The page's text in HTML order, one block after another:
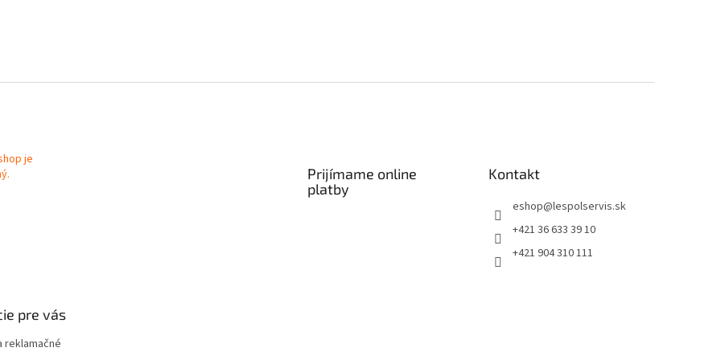
Prijímame online
platby
Kontakt
eshop@lespolservis.sk
+421 36 633 39 10
+421 904 310 111
pre vás
reklamačné